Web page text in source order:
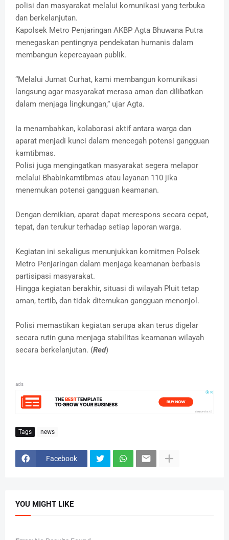
polisi dan masyarakat melalui komunikasi yang terbuka
dan berkelanjutan.
Kapolsek Metro Penjaringan AKBP Agta Bhuwana Putra
menegaskan pentingnya pendekatan humanis dalam
membangun kepercayaan publik.
“Melalui Jumat Curhat, kami membangun komunikasi
langsung agar masyarakat merasa aman dan dilibatkan
dalam menjaga lingkungan,” ujar Agta.
Ia menambahkan, kolaborasi aktif antara warga dan
aparat menjadi kunci dalam mencegah potensi gangguan
kamtibmas.
Polisi juga mengingatkan masyarakat segera melapor
melalui Bhabinkamtibmas atau layanan 110 jika
menemukan potensi gangguan keamanan.
Dengan demikian, aparat dapat merespons secara cepat,
tepat, dan terukur terhadap setiap laporan warga.
Kegiatan ini sekaligus menunjukkan komitmen Polsek
Metro Penjaringan dalam menjaga keamanan berbasis
partisipasi masyarakat.
Hingga kegiatan berakhir, situasi di wilayah Pluit tetap
aman, tertib, dan tidak ditemukan gangguan menonjol.
Polisi memastikan kegiatan serupa akan terus digelar
secara rutin guna menjaga stabilitas keamanan wilayah
secara berkelanjutan. (Red)
ads
Tags news
Facebook
YOU MIGHT LIKE